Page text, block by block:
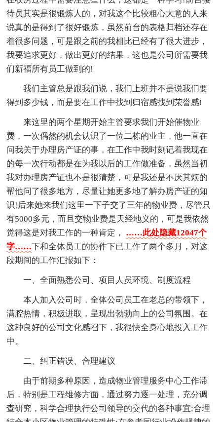
待员其实是很锻炼人的，对我这个比较粗心大意的人来
说真的是得到了很好锻炼，虽然前台的表格归档还存在
着很多问题，可是跟之前的我相比已经有了很大进步，
我要追求更好，做出更好的结果，这也是公司所需要我
们新福所有员工做到的!
我们主管总是跟我们说，我们上班并不是说我们要
得到多少钱，而是要在工作中找到归宿感找到荣誉感!
来这里的两个星期开始主管要求我们开始催物业
费，一次偶然的机会认识了一位二栋的业主，他一直在
问我关于办理房产证的事，在工作中我时刻记着我现在
的每一次行动都是在为我以后的工作做准备，虽然当初
我对办理房产证也不是很清楚，可是我还是不厌其烦的
帮他问了很多地方，尽量让她更多地了解办房产证的知
识!后来她来我们这里一下子交了三年的物业费，尽管只
有5000多元，而且交物业费是天经地义的，可是我依然
觉得这是对我工作的一种肯定， ……此处隐藏12047个
字……下和全体员工的协作下已工作了两个多月，对这
段期间的工作汇报如下：
一、全面熟悉公司、项目人员环境、制度流程
本人加入公司时，全体公司员工在老总的带领下，
满腔热情，积极进取，呈现出勃勃向上的公司氛围。在
这种良好的公司文化感召下，我很快全身心地投入工作
中。
二、纠正错误、合理建议
由于前期多种原因，造成物业管理服务中心工作滞
后，特别是工程维修方面，通过努力逐一处理，充分调
查研究，科学合理执行公司领导的交代的各种事宜;合理